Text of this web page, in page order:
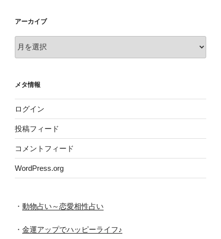
アーカイブ
ー
ブ
メタ情報
ログイン
投稿フィード
コメントフィード
WordPress.org
・ 動物占い～恋愛相性占い
・ 金運アップでハッピーライフ♪